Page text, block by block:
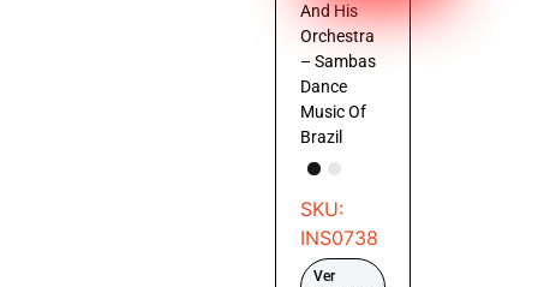
And His
Orchestra
– Sambas
Dance
Music Of
Brazil
SKU:
INS0738
Ver